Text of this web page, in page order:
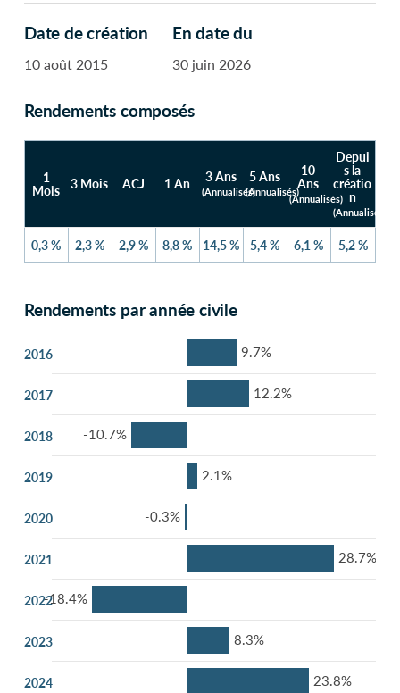
Date de création
10 août 2015
En date du
30 juin 2026
Rendements composés
1
Mois 3 Mois ACJ 1 An 3 Ans
(Annualisés)
5 Ans
(Annualisés)
10
Ans
(Annualisés)
Depui
s la
créatio
n
(Annualisés)
0,3 % 2,3 % 2,9 % 8,8 % 14,5 % 5,4 % 6,1 % 5,2 %
Rendements par année civile
9.7%
12.2%
-10.7%
2.1%
-0.3%
28.7%
-18.4%
8.3%
23.8%
2016
2017
2018
2019
2020
2021
2022
2023
2024